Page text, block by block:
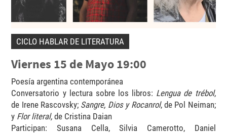
CICLO HABLAR DE LITERATURA
Viernes 15 de Mayo 19:00
Poesía argentina contemporánea
Conversatorio y lectura sobre los libros: Lengua de trébol,
de Irene Rascovsky; Sangre, Dios y Rocanrol, de Pol Neiman;
y Flor literal, de Cristina Daian
Participan: Susana Cella, Silvia Camerotto, Daniel